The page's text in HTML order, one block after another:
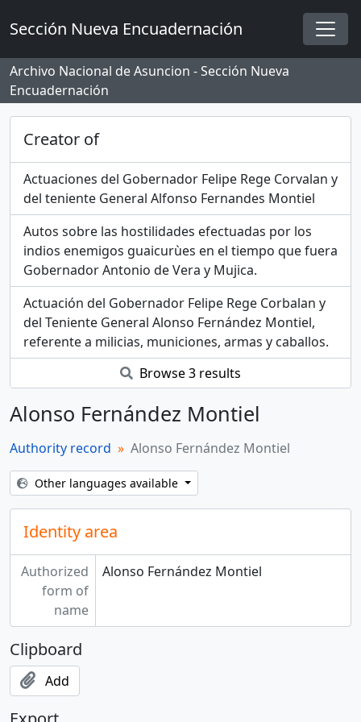
Sección Nueva Encuadernación
Archivo Nacional de Asuncion - Sección Nueva
Encuadernación
Creator of
Actuaciones del Gobernador Felipe Rege Corvalan y
del teniente General Alfonso Fernandes Montiel
Autos sobre las hostilidades efectuadas por los
indios enemigos guaicurùes en el tiempo que fuera
Gobernador Antonio de Vera y Mujica.
Actuación del Gobernador Felipe Rege Corbalan y
del Teniente General Alonso Fernández Montiel,
referente a milicias, municiones, armas y caballos.
Browse 3 results
Alonso Fernández Montiel
Authority record Alonso Fernández Montiel
Other languages available
Identity area
Authorized
form of
name
Alonso Fernández Montiel
Clipboard
Add